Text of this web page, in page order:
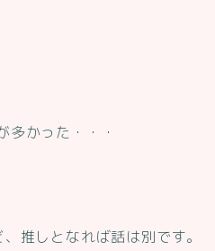
かった・・・
推しとなれば話は別です。